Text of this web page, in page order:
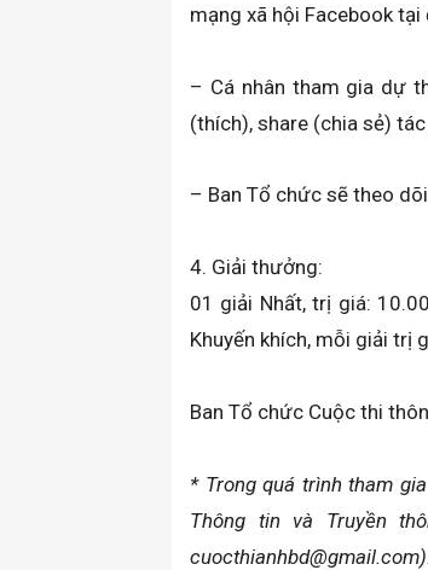
mạng xã hội Facebook
– Cá nhân tham gia dự
(thích), share (chia sẻ)
– Ban Tổ chức sẽ theo
4. Giải thưởng:
01 giải Nhất, trị giá:
Khuyến khích, mỗi giải trị
Ban Tổ chức Cuộc thi
* Trong quá trình tham
Thông tin và Truyền
cuocthianhbd@gmail.com).